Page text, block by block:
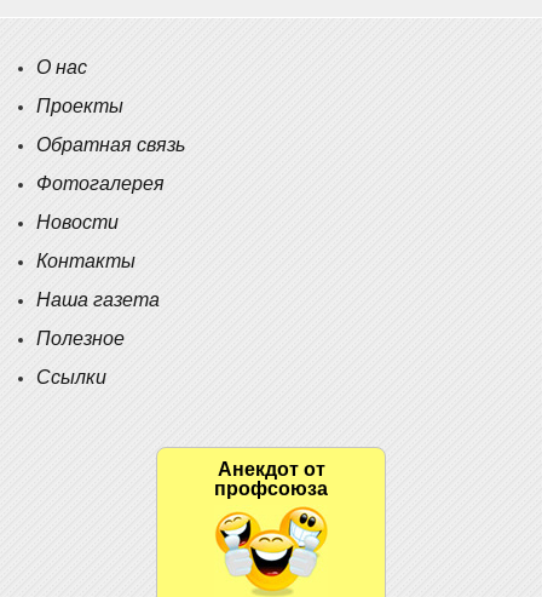
О нас
Проекты
Обратная связь
Фотогалерея
Новости
Контакты
Наша газета
Полезное
Ссылки
Анекдот от
профсоюза